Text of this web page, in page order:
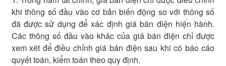
khi thông số đầu vào cơ bản biến động so với thông số
đã được sử dụng để xác định giá bán điện hiện hành.
Các thông số đầu vào khác của giá bán điện chỉ được
xem xét để điều chỉnh giá bán điện sau khi có báo cáo
quyết toán, kiểm toán theo quy định.